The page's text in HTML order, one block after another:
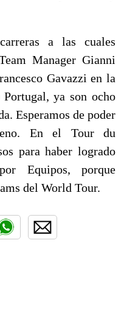
a las cuales
Manager Gianni
Gavazzi en la
ya son ocho
Esperamos de poder
En el Tour du
para haber logrado
Equipos, porque
del World Tour.